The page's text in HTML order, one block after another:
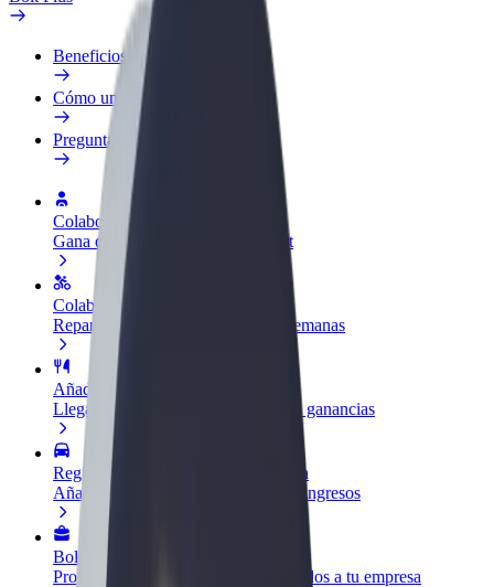
Beneficios
Cómo unirse
Preguntas frecuentes
Colaborar como conductor
Gana dinero colaborando con Bolt
Colaborar como repartidor
Reparte comida y cobra todas las semanas
Añadir un restaurante o tienda
Llega a más clientes y maximiza tus ganancias
Registrarse como propietario de flota
Añade tu flota a Bolt y potencia tus ingresos
Bolt para empresas
Productos y servicios de Bolt adaptados a tu empresa